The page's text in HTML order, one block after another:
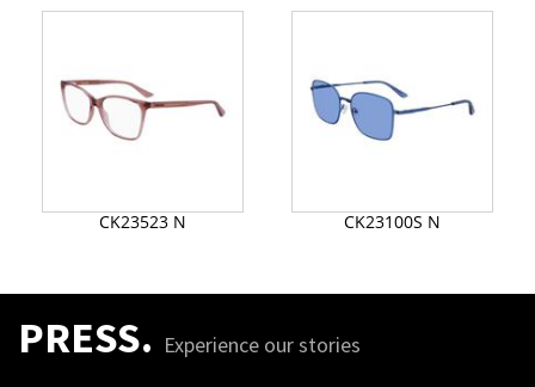
CK23523 N CK23100S N
PRESS. Experience our stories